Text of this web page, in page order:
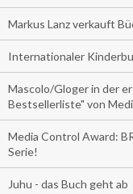
Markus Lanz verkauft
Internationaler
Mascolo/Gloger in der
Bestsellerliste" von
Media Control Award:
Serie!
Juhu - das Buch geht ab